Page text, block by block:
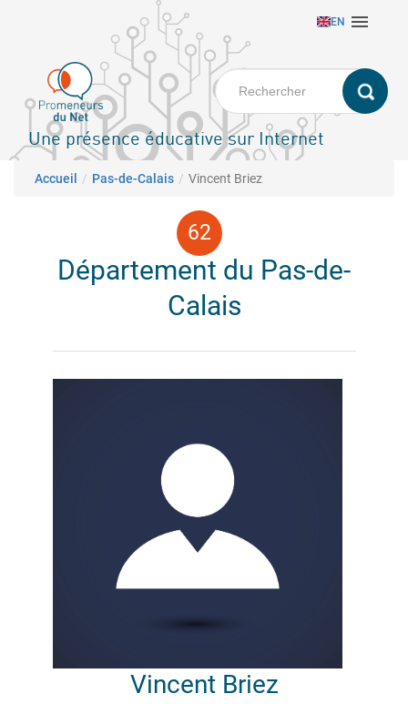
principal
EN 
Une présence éducative sur Internet
Fil d'Ariane
Accueil Pas-de-Calais Vincent Briez
Département du Pas-de-
Calais
Vincent Briez